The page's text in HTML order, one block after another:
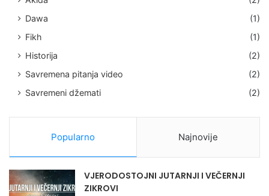
Dawa
(1)
Fikh
(1)
Historija
(2)
Savremena pitanja video
(2)
Savremeni džemati
(2)
Popularno Najnovije
VJERODOSTOJNI JUTARNJI I VEČERNJI
ZIKROVI